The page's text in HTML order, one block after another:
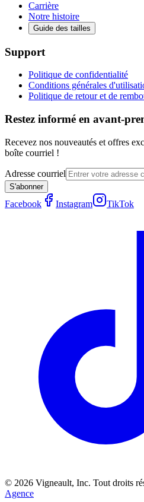
Carrière
Notre histoire
Guide des tailles
Support
Politique de confidentialité
Conditions générales
Politique de retour et de
Restez informé en avant-
Recevez nos nouveautés et offres
boîte courriel !
Adresse courriel
S'abonner
Facebook Instagram TikTok
© 2026 Vigneault, Inc. Tout droits
Agence